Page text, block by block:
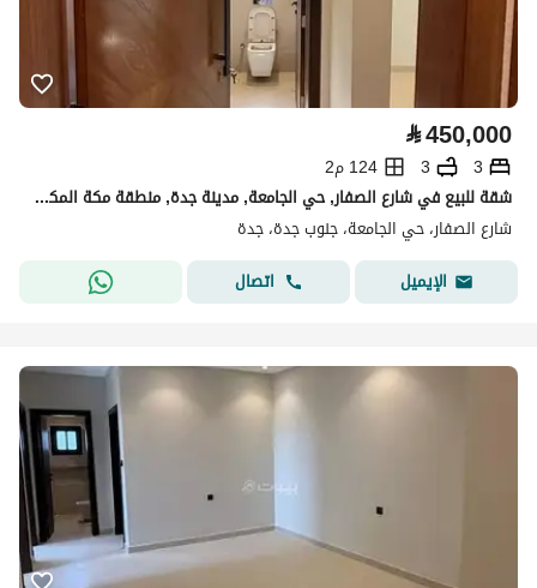
⃁450,000
3
3
124 م2
شقة للبيع في شارع الصفار, حي الجامعة, مدينة جدة, منطقة مكة المكرمة
شارع الصفار، حي الجامعة، جنوب جدة، جدة
الإيميل
اتصال